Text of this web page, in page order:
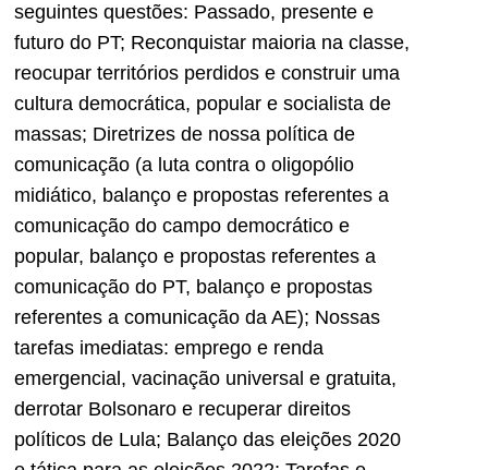
seguintes questões: Passado, presente e
futuro do PT; Reconquistar maioria na classe,
reocupar territórios perdidos e construir uma
cultura democrática, popular e socialista de
massas; Diretrizes de nossa política de
comunicação (a luta contra o oligopólio
midiático, balanço e propostas referentes a
comunicação do campo democrático e
popular, balanço e propostas referentes a
comunicação do PT, balanço e propostas
referentes a comunicação da AE); Nossas
tarefas imediatas: emprego e renda
emergencial, vacinação universal e gratuita,
derrotar Bolsonaro e recuperar direitos
políticos de Lula; Balanço das eleições 2020